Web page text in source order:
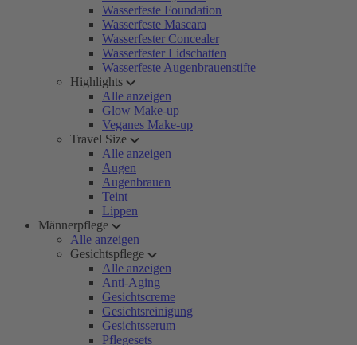
Wasserfeste Foundation
Wasserfeste Mascara
Wasserfester Concealer
Wasserfester Lidschatten
Wasserfeste Augenbrauenstifte
Highlights
Alle anzeigen
Glow Make-up
Veganes Make-up
Travel Size
Alle anzeigen
Augen
Augenbrauen
Teint
Lippen
Männerpflege
Alle anzeigen
Gesichtspflege
Alle anzeigen
Anti-Aging
Gesichtscreme
Gesichtsreinigung
Gesichtsserum
Pflegesets